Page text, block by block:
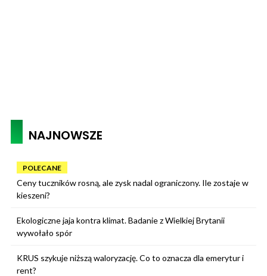
NAJNOWSZE
POLECANE
Ceny tuczników rosną, ale zysk nadal ograniczony. Ile zostaje w
kieszeni?
Ekologiczne jaja kontra klimat. Badanie z Wielkiej Brytanii
wywołało spór
KRUS szykuje niższą waloryzację. Co to oznacza dla emerytur i
rent?